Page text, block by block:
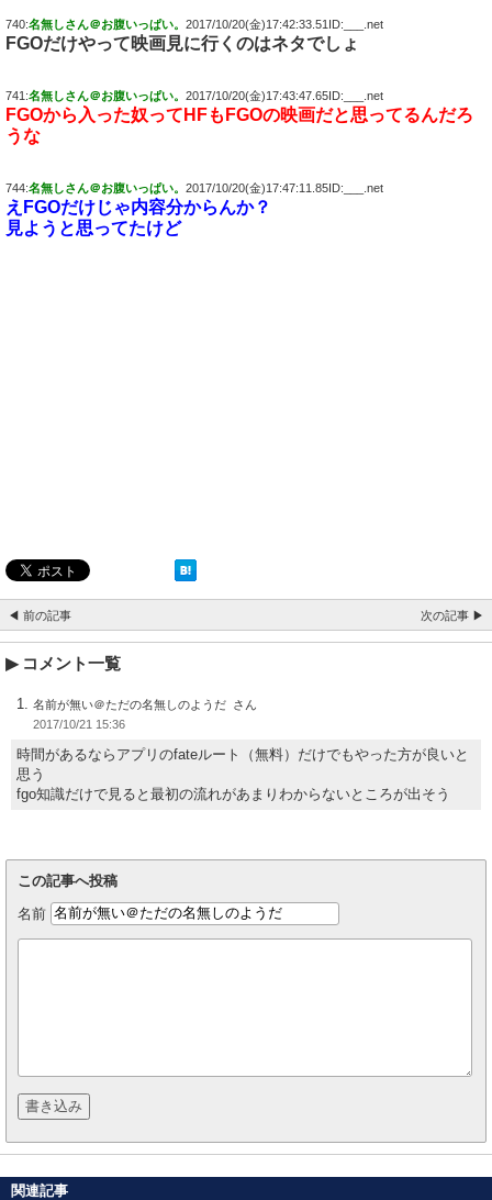
740:名無しさん＠お腹いっぱい。 2017/10/20(金)17:42:33.51ID:___.net
FGOだけやって映画見に行くのはネタでしょ
741:名無しさん＠お腹いっぱい。 2017/10/20(金)17:43:47.65ID:___.net
FGOから入った奴ってHFもFGOの映画だと思ってるんだろ
うな
744:名無しさん＠お腹いっぱい。 2017/10/20(金)17:47:11.85ID:___.net
えFGOだけじゃ内容分からんか？
見ようと思ってたけど
◀ 前の記事 次の記事 ▶
コメント一覧
名前が無い＠ただの名無しのようだ
2017/10/21 15:36
時間があるならアプリのfateルート（無料）だけでもやった方が良いと
思う
fgo知識だけで見ると最初の流れがあまりわからないところが出そう
この記事へ投稿
名前
関連記事